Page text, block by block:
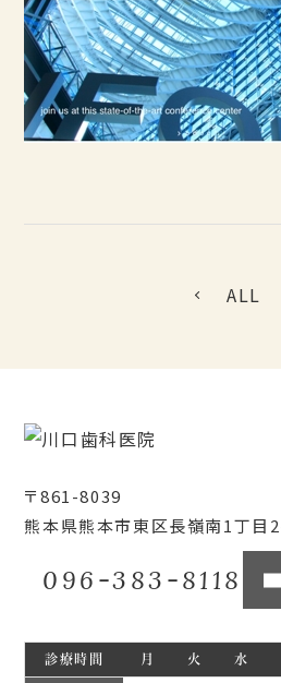
ALL
〒861-8039
熊本県熊本市東区長嶺南1丁目
096-383-8118
診療時間 月 火 水